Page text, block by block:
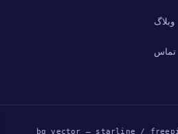
bg vector — starline /